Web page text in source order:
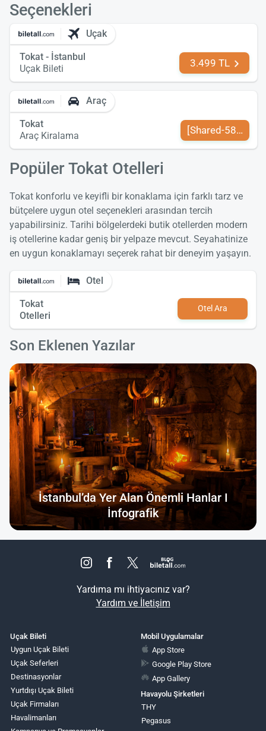
Seçenekleri
Uçak
Tokat - İstanbul
Uçak Bileti
3.499 TL
Araç
Tokat
Araç Kiralama
[Shared-589-tr-
Popüler Tokat Otelleri
Tokat konforlu ve keyifli bir konaklama için farklı tarz ve
bütçelere uygun otel seçenekleri arasından tercih
yapabilirsiniz. Tarihi bölgelerdeki butik otellerden modern
iş otellerine kadar geniş bir yelpaze mevcut. Seyahatinize
en uygun konaklamayı seçerek rahat bir deneyim yaşayın.
Otel
Tokat
Otelleri
Otel Ara
Son Eklenen Yazılar
İstanbul’da Yer Alan Önemli Hanlar I
İnfografik
Yardıma mı ihtiyacınız var?
Yardım ve İletişim
Uçak Bileti
Uygun Uçak Bileti
Uçak Seferleri
Destinasyonlar
Yurtdışı Uçak Bileti
Uçak Firmaları
Havalimanları
Mobil Uygulamalar
App Store
Google Play Store
App Gallery
Havayolu Şirketleri
THY
Pegasus